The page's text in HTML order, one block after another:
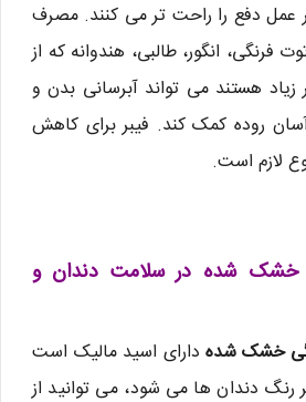
عمل دفع را راحت تر می کنند. مصرف
فرنگی، انگور، طالبی، هندوانه که از
هستند می تواند آبرسانی بدن و
روده کمک کند. فیبر برای کاهش
لازم است.
شده در سلامت دندان و
خشک شدهدارای اسید مالیک است
رنگ دندان ها می شود، می توانید از